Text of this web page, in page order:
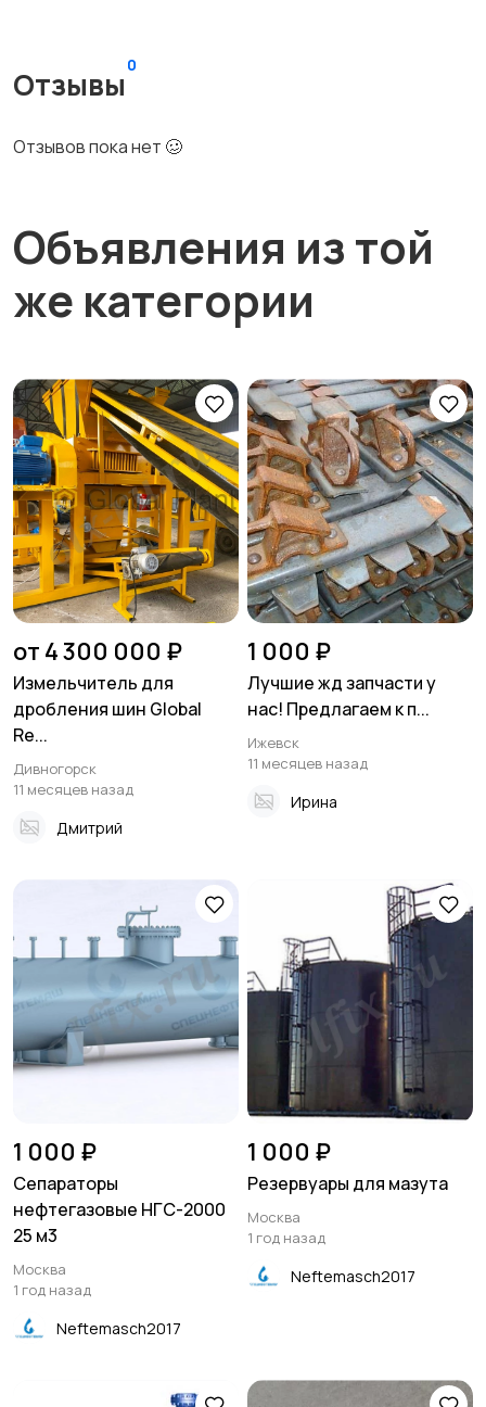
Отзывы
0
Отзывов пока нет 🥴
Объявления из той
же категории
от 4 300 000 ₽
Измельчитель для
дробления шин Global
Re...
Дивногорск
11 месяцев назад
Дмитрий
1 000 ₽
Лучшие жд запчасти у
нас! Предлагаем к п...
Ижевск
11 месяцев назад
Ирина
1 000 ₽
Сепараторы
нефтегазовые НГС-2000
25 м3
Москва
1 год назад
Neftemasch2017
1 000 ₽
Резервуары для мазута
Москва
1 год назад
Neftemasch2017